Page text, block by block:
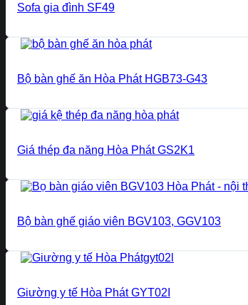
Sofa gia đình SF49
Bộ bàn ghế ăn Hòa Phát HGB73-G43
Giá thép đa năng Hòa Phát GS2K1
Bộ bàn ghế giáo viên BGV103, GGV103
Giường y tế Hòa Phát GYT02I